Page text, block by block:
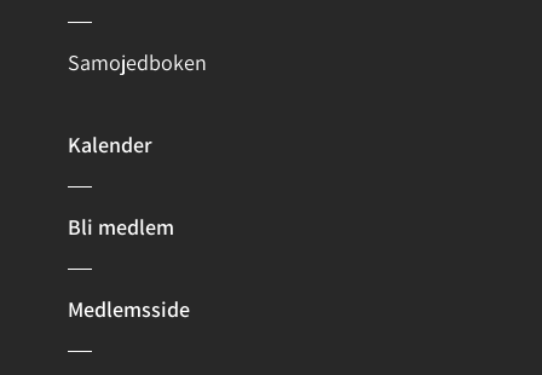
Samojedboken
Kalender
Bli medlem
Medlemsside